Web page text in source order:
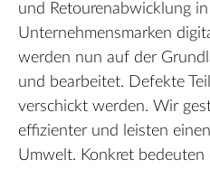
und Retourenabwicklung
Unternehmensmarken
werden nun auf der
und bearbeitet. Defekte
verschickt werden. Wir
effizienter und leisten
Umwelt. Konkret bedeuten